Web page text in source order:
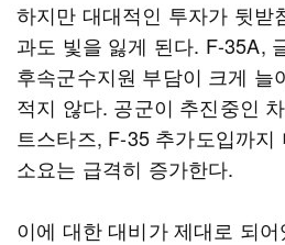
하지만 대대적인 투자가 뒷받
과도 빛을 잃게 된다. F-35A,
후속군수지원 부담이 크게 늘
적지 않다. 공군이 추진중인
트스타즈, F-35 추가도입까지
소요는 급격히 증가한다.
이에 대한 대비가 제대로 되